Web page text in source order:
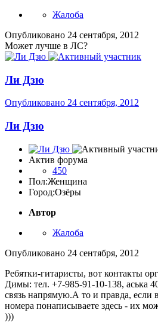
Жалоба
Опубликовано 24 сентября, 2012
Может лучше в ЛС?
Ли Дзю
Опубликовано 24 сентября, 2012
Ли Дзю
Актив форума
450
Пол:Женщина
Город:Озёры
Автор
Жалоба
Опубликовано 24 сентября, 2012
Ребятки-гитаристы, вот контакты
Димы: тел. +7-985-91-10-138, аська
связь напрямую.А то и правда, если
номера понаписываете здесь - их
)))